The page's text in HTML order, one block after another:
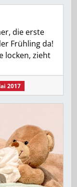
die erste
Frühling da!
locken, zieht
2017